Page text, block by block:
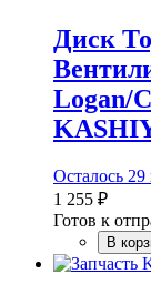
Диск
Logan/
Осталось 29
1 255 ₽
Готов к
В